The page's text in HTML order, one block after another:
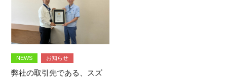
NEWS お知らせ
弊社の取引先である、スズ